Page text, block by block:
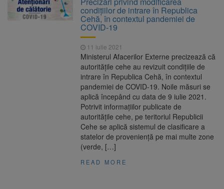
nopții, nu oprirea iluminatului public
7 august 2026
Trafic blocat pe DN1E Brașov
– Poiana Brașov după un accident. Două
persoane primesc îngrijiri medicale
Dosar de evaziune fiscală de
peste 330.000 de lei, clasat la Brașov după
8 august ar putea deveni
Ziua Europeană de Comemorare a Victimelor
Accidentelor de Muncă
condiţiilor de intrare în Republica
Cehă, în contextul pandemiei de
COVID-19
11 iulie 2021
Ministerul Afacerilor Externe precizează că
autorităţile cehe au revizuit condiţiile de
intrare în Republica Cehă, în contextul
pandemiei de COVID-19. Noile măsuri se
aplică începând cu data de 9 iulie 2021.
Potrivit informaţiilor publicate de
autorităţile cehe, pe teritoriul Republicii
Cehe se aplică sistemul de clasificare a
statelor de provenienţă pe mai multe zone
(verde, […]
READ MORE